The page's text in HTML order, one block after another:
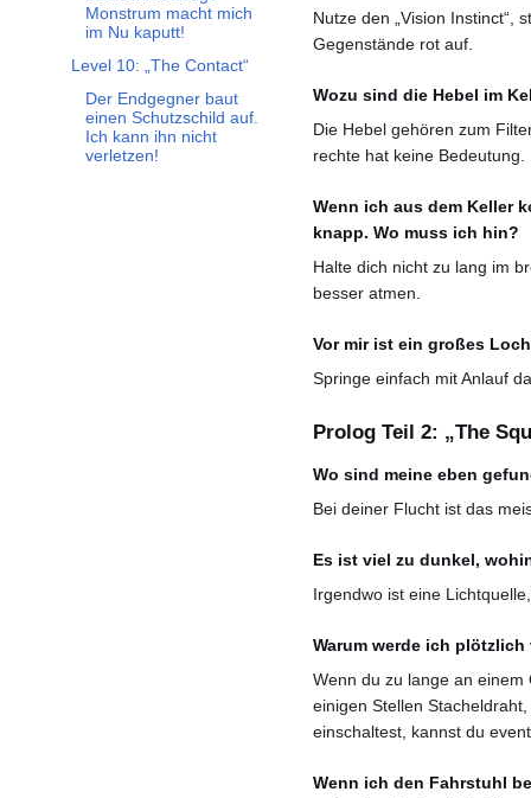
Monstrum macht mich
im Nu kaputt!
Level 10: „The Contact“
Der Endgegner baut
einen Schutzschild auf.
Ich kann ihn nicht
verletzen!
Nutze den „Vision Instinct“,
Gegenstände rot auf.
Wozu sind die Hebel im
Die Hebel gehören zum
rechte hat keine Bedeutung.
Wenn ich aus dem Keller
knapp. Wo muss ich hin?
Halte dich nicht zu lang im
besser atmen.
Vor mir ist ein großes
Springe einfach mit Anlauf
Prolog Teil 2: „The
Wo sind meine eben
Bei deiner Flucht ist das
Es ist viel zu dunkel,
Irgendwo ist eine
Warum werde ich plötzlich
Wenn du zu lange an
einigen Stellen
einschaltest, kannst du
Wenn ich den Fahrstuhl